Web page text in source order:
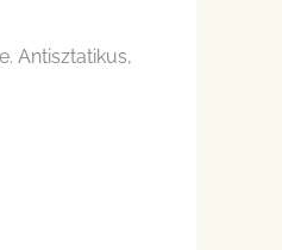
Antisztatikus,